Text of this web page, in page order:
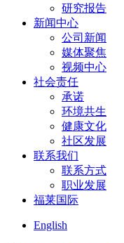
研究报告
新闻中心
公司新闻
媒体聚焦
视频中心
社会责任
承诺
环境共生
健康文化
社区发展
联系我们
联系方式
职业发展
福莱国际
English